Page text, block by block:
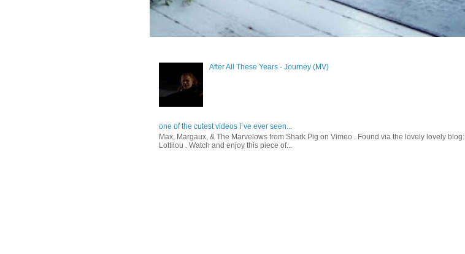
After All These Years - Journey (MV)
one of the cutest videos I´ve ever seen...
Max, Margaux, & The Marvelows from Shark Pig on Vimeo . Found via the lovely lovely blog:
Lottilou . Watch and enjoy this piece of...